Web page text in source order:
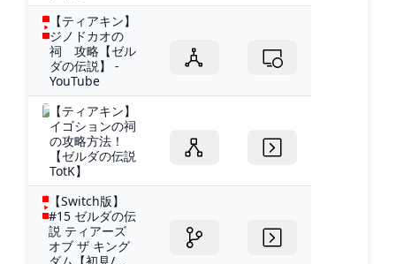
【ティアキン】
ジノドカオの
祠 攻略【ゼル
ダの伝説】 -
YouTube
【ティアキン】
イゴションの祠
の攻略方法！
【ゼルダの伝説
TotK】
【Switch版】
#15 ゼルダの伝
説 ティアーズ
オブ ザ キング